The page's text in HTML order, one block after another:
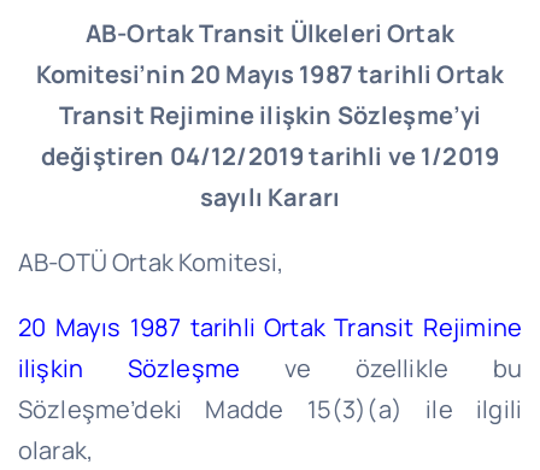
AB-Ortak Transit Ülkeleri Ortak
Komitesi’nin 20 Mayıs 1987 tarihliOrtak
Transit Rejimine ilişkin Sözleşme’yi
değiştiren 04/12/2019 tarihli ve 1/2019
sayılı Kararı
AB-OTÜ Ortak Komitesi,
20 Mayıs 1987 tarihli Ortak Transit Rejimine
ilişkin Sözleşme ve özellikle bu
Sözleşme’deki Madde 15(3)(a) ile ilgili
olarak,